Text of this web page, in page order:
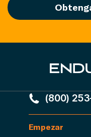
(800)
Empezar